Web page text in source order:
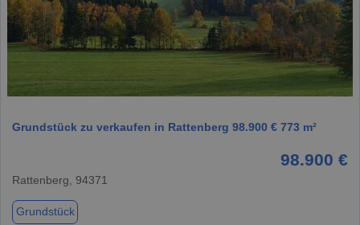
Grundstück zu verkaufen in Rattenberg 98.900 € 773 m²
98.900 €
Rattenberg, 94371
Grundstück